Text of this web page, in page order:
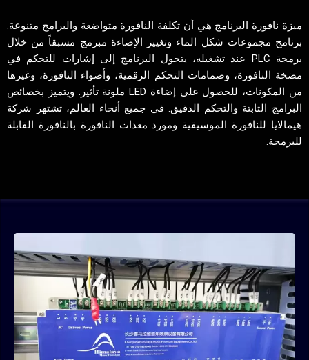
ميزة نافورة البرنامج هي أن تكلفة النافورة متواضعة والبرامج متنوعة.
برنامج مجموعات شكل الماء وتغيير الإضاءة مبرمج مسبقاً من خلال
برمجة PLC عند تشغيله، يتحول البرنامج إلى إشارات للتحكم في
مضخة النافورة، وصمامات التحكم الرقمية، وأضواء النافورة، وغيرها
من المكونات، للحصول على إضاءة LED ملونة تأثير. ويتميز بخصائص
البرامج الثابتة والتحكم الدقيق. في جميع أنحاء العالم، تشتهر شركة
هيمالايا للنافورة الموسيقية ومورد معدات النافورة بالنافورة القابلة
للبرمجة.